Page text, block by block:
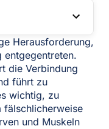
Herausforderung,
entgegentreten.
die Verbindung
führt zu
wichtig, zu
fälschlicherweise
und Muskeln